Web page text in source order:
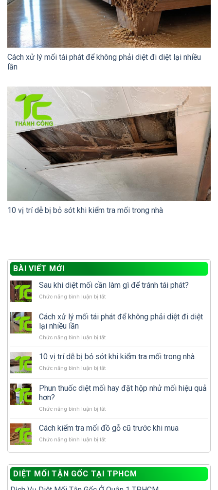
Cách xử lý mối tái phát để không phải diệt đi diệt lại nhiều
lần
10 vị trí dễ bị bỏ sót khi kiểm tra mối trong nhà
BÀI VIẾT MỚI
Sau khi diệt mối cần làm gì để tránh tái phát?
Chức năng bình luận bị tắtở
khi
diệt
cần
gì
tránh
phát?
Cách xử lý mối tái phát để không phải diệt đi diệt
lại nhiều lần
Chức năng bình luận bị tắtở
xử
mối
phát
phải
đi
nhiều
10 vị trí dễ bị bỏ sót khi kiểm tra mối trong nhà
Chức năng bình luận bị tắtở
vị
trí
bị
sót
khi
kiểm
trong
nhà
Phun thuốc diệt mối hay đặt hộp nhử mối hiệu quả
hơn?
Chức năng bình luận bị tắtở
thuốc
diệt
mối
hộp
nhử
mối
Cách kiểm tra mối đồ gỗ cũ trước khi mua
Chức năng bình luận bị tắtở
tra
mối
đồ
gỗ
DIỆT MỐI TẬN GỐC TẠI TPHCM